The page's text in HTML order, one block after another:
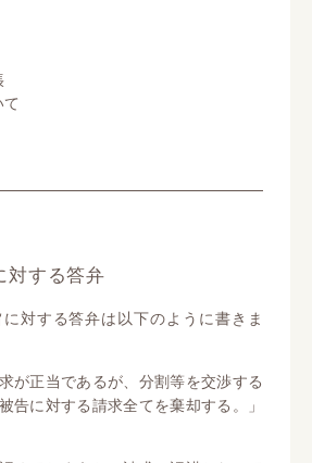
対する答弁
に対する答弁は以下のように書きま
が正当であるが、分割等を交渉する
告に対する請求全てを棄却する。」